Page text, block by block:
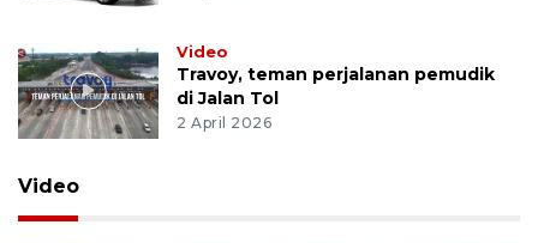
Video
Travoy, teman perjalanan pemudik
di Jalan Tol
2 April 2026
Video